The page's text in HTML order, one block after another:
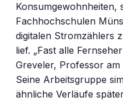
Konsumgewohnheiten,
Fachhochschulen
digitalen Stromzählers
lief. „Fast alle
Greveler, Professor
Seine Arbeitsgruppe
ähnliche Verläufe